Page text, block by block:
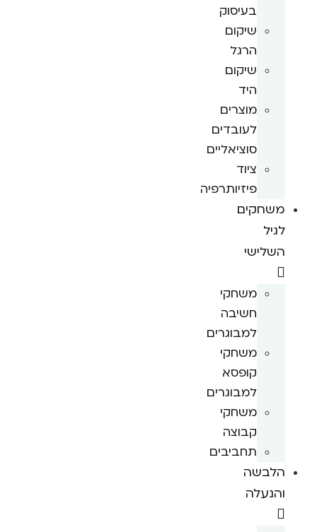
בעיסוק
שיקום
הרגל
שיקום
היד
מוצרים
לעובדים
סוציאליים
ציוד
פיזיותרפיה
משחקים
לגיל
השלישי
משחקי
חשיבה
למבוגרים
משחקי
קופסא
למבוגרים
משחקי
קבוצה
תחביבים
הלבשה
והנעלה